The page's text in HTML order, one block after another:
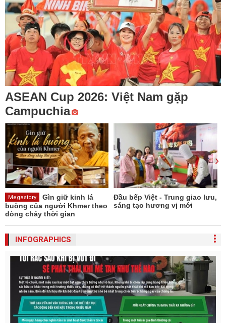
ASEAN Cup 2026: Việt Nam gặp
Campuchia
Megastory
Gìn giữ kinh lá
buông của người Khmer theo
dòng chảy thời gian
Đầu bếp Việt - Trung giao lưu,
sáng tạo hương vị mới
INFOGRAPHICS